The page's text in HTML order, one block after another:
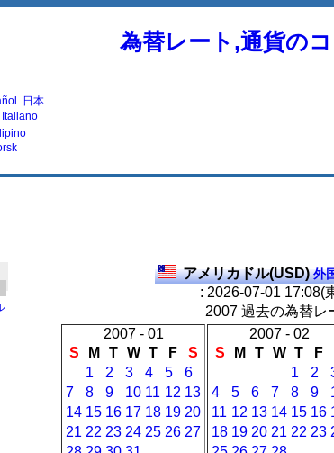
為替レート,通貨の
日本
Italiano
アメリカドル(USD)外
: 2026-07-01 17:08(
2007 過去の為替レ
2007 - 01
S
M T W T F
S
1
2 3 4 5
6
7
8 9 10 11 12 13
14 15 16 17 18 19 20
21 22 23 24 25 26 27
2007 - 02
S
M T W T F
1
2
4
5 6 7 8 9
11 12 13 14 15 16
18 19 20 21 22 23